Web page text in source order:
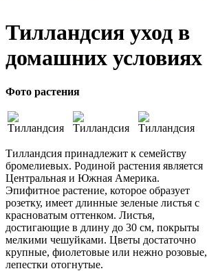
Тилландсия уход в
домашних условиях
Фото растения
Тилландсия принадлежит к семейству
бромелиевых. Родиной растения является
Центральная и Южная Америка.
Эпифитное растение, которое образует
розетку, имеет длинные зеленые листья с
красноватым оттенком. Листья,
достигающие в длину до 30 см, покрыты
мелкими чешуйками. Цветы достаточно
крупные, фиолетовые или нежно розовые,
лепестки отогнутые.